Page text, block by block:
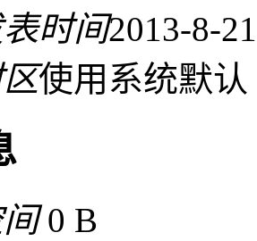
时间2013-8-
使用系统默认
0 B